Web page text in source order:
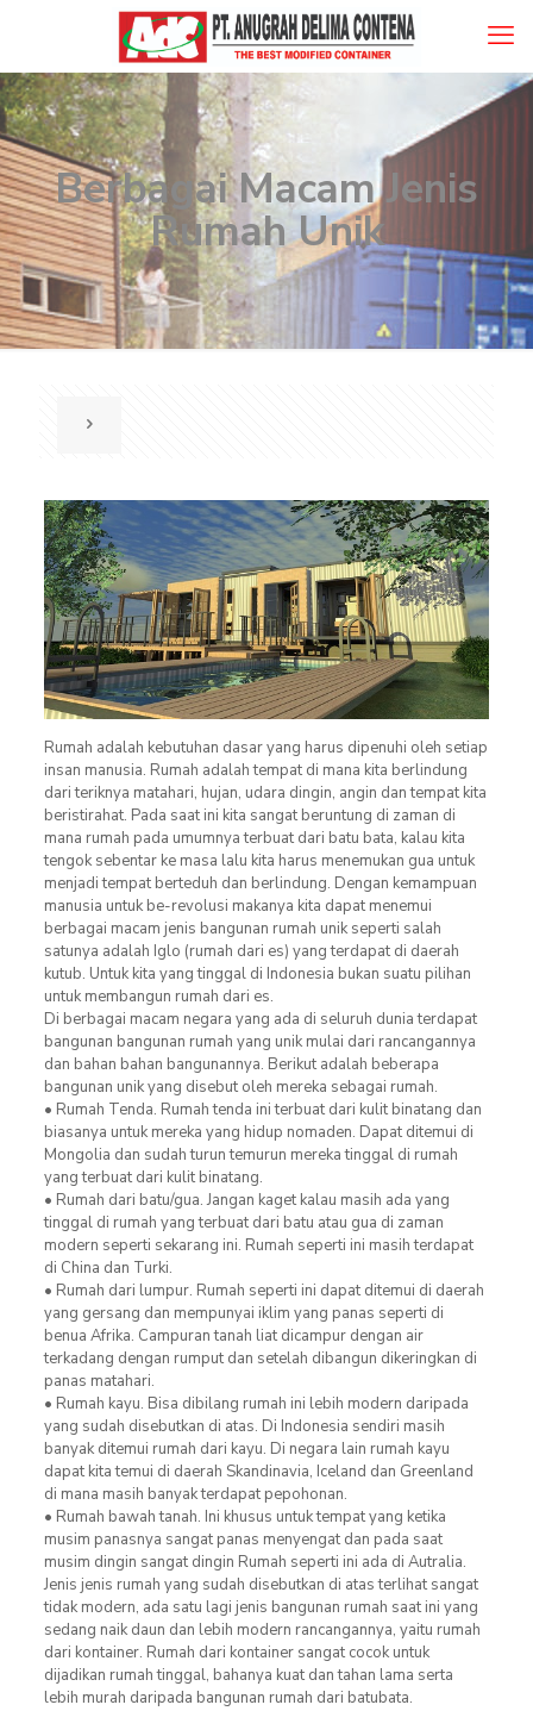
Berbagai Macam Jenis
Rumah Unik
Rumah adalah kebutuhan dasar yang harus dipenuhi oleh setiap
insan manusia. Rumah adalah tempat di mana kita berlindung
dari teriknya matahari, hujan, udara dingin, angin dan tempat kita
beristirahat. Pada saat ini kita sangat beruntung di zaman di
mana rumah pada umumnya terbuat dari batu bata, kalau kita
tengok sebentar ke masa lalu kita harus menemukan gua untuk
menjadi tempat berteduh dan berlindung. Dengan kemampuan
manusia untuk be-revolusi makanya kita dapat menemui
berbagai macam jenis bangunan rumah unik seperti salah
satunya adalah Iglo (rumah dari es) yang terdapat di daerah
kutub. Untuk kita yang tinggal di Indonesia bukan suatu pilihan
untuk membangun rumah dari es.
Di berbagai macam negara yang ada di seluruh dunia terdapat
bangunan bangunan rumah yang unik mulai dari rancangannya
dan bahan bahan bangunannya. Berikut adalah beberapa
bangunan unik yang disebut oleh mereka sebagai rumah.
• Rumah Tenda. Rumah tenda ini terbuat dari kulit binatang dan
biasanya untuk mereka yang hidup nomaden. Dapat ditemui di
Mongolia dan sudah turun temurun mereka tinggal di rumah
yang terbuat dari kulit binatang.
• Rumah dari batu/gua. Jangan kaget kalau masih ada yang
tinggal di rumah yang terbuat dari batu atau gua di zaman
modern seperti sekarang ini. Rumah seperti ini masih terdapat
di China dan Turki.
• Rumah dari lumpur. Rumah seperti ini dapat ditemui di daerah
yang gersang dan mempunyai iklim yang panas seperti di
benua Afrika. Campuran tanah liat dicampur dengan air
terkadang dengan rumput dan setelah dibangun dikeringkan di
panas matahari.
• Rumah kayu. Bisa dibilang rumah ini lebih modern daripada
yang sudah disebutkan di atas. Di Indonesia sendiri masih
banyak ditemui rumah dari kayu. Di negara lain rumah kayu
dapat kita temui di daerah Skandinavia, Iceland dan Greenland
di mana masih banyak terdapat pepohonan.
• Rumah bawah tanah. Ini khusus untuk tempat yang ketika
musim panasnya sangat panas menyengat dan pada saat
musim dingin sangat dingin Rumah seperti ini ada di Autralia.
Jenis jenis rumah yang sudah disebutkan di atas terlihat sangat
tidak modern, ada satu lagi jenis bangunan rumah saat ini yang
sedang naik daun dan lebih modern rancangannya, yaitu rumah
dari kontainer. Rumah dari kontainer sangat cocok untuk
dijadikan rumah tinggal, bahanya kuat dan tahan lama serta
lebih murah daripada bangunan rumah dari batubata.